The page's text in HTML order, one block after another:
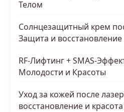
Телом
Солнцезащитный крем
Защита и
RF-Лифтинг + SMAS-
Молодости и Красоты
Уход за кожей после
восстановление и красота